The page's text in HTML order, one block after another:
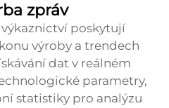
zpráv
poskytují
výroby a trendech
dat v reálném
parametry,
statistiky pro analýzu